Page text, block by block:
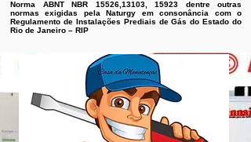
Norma ABNT NBR 15526,13103, 15923 dentre outras
normas exigidas pela Naturgy em consonância com o
Regulamento de Instalações Prediais de Gás do Estado do
Rio de Janeiro – RIP